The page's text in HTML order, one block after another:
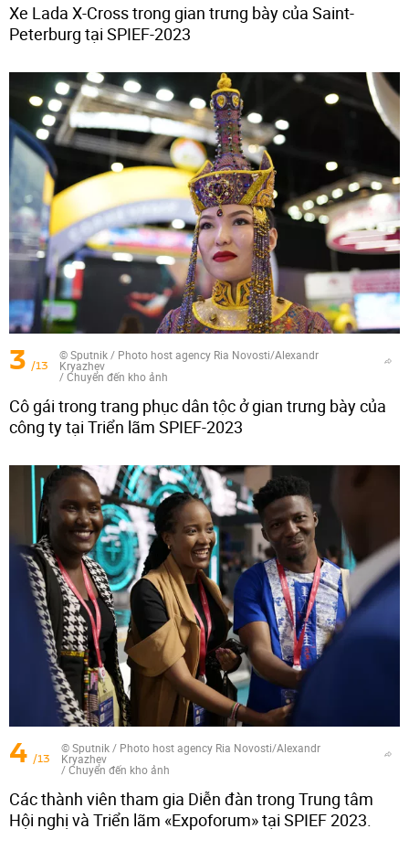
Xe Lada X-Cross trong gian trưng bày của Saint-
Peterburg tại SPIEF-2023
3 /13
© Sputnik / Photo host agency Ria Novosti/Alexandr
Kryazhev
/Chuyển đến kho ảnh
Cô gái trong trang phục dân tộc ở gian trưng bày của
công ty tại Triển lãm SPIEF-2023
4 /13
© Sputnik / Photo host agency Ria Novosti/Alexandr
Kryazhev
/Chuyển đến kho ảnh
Các thành viên tham gia Diễn đàn trong Trung tâm
Hội nghị và Triển lãm «Expoforum» tại SPIEF 2023.